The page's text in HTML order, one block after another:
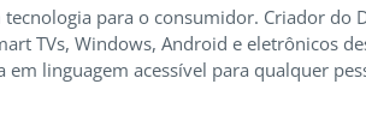
para o consumidor. Criador do
TVs, Windows, Android e eletrônicos
linguagem acessível para qualquer